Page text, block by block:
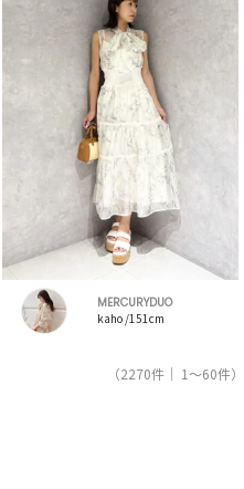
MERCURYDUO
kaho /151cm
（2270件｜ 1～60件）